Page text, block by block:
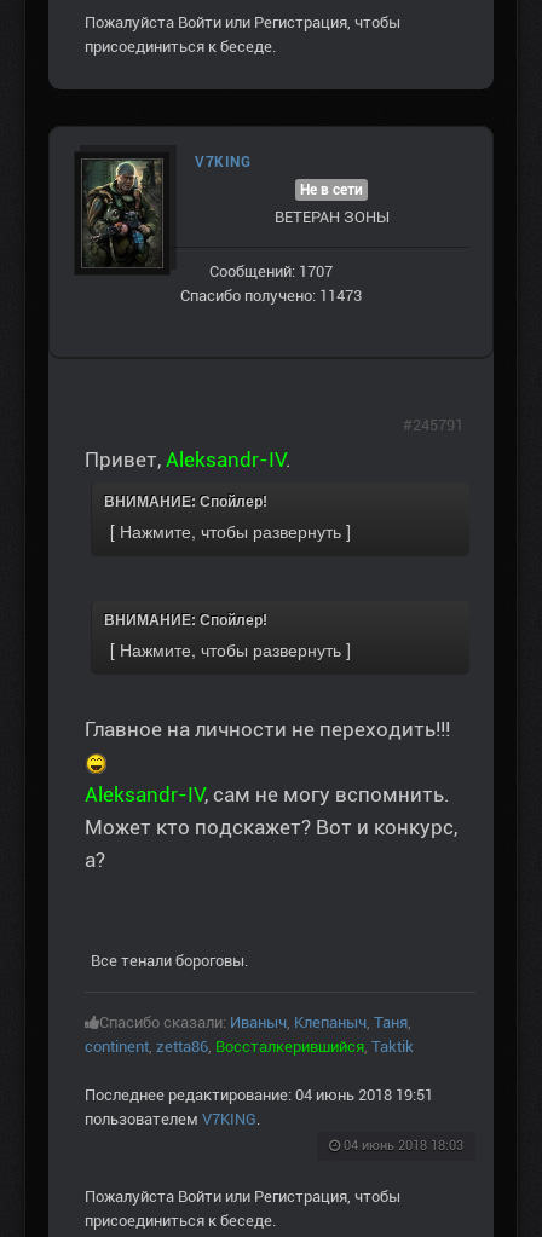
Пожалуйста Войти или Регистрация , чтобы
присоединиться к беседе.
V7KING
Не в сети
ВЕТЕРАН ЗOНЫ
Сообщений: 1707
Спасибо получено: 11473
Привет, Aleksandr-IV.
ВНИМАНИЕ: Спойлер!
ВНИМАНИЕ: Спойлер!
Главное на личности не переходить!!!
Aleksandr-IV, сам не могу вспомнить.
Может кто подскажет? Вот и конкурс,
а?
Все тенали бороговы.
Спасибо сказали: Иваныч Клепаныч Таня
continent zetta86 Воссталкерившийся Taktik
Последнее редактирование: 04 июнь 2018 19:51
пользователем V7KING
04 июнь 2018 18:03
#245791
Пожалуйста Войти или Регистрация , чтобы
присоединиться к беседе.